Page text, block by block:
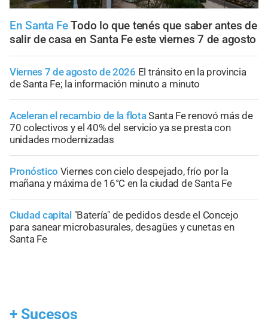
En Santa FeTodo lo que tenés que saber antes de
salir de casa en Santa Fe este viernes 7 de agosto
Viernes 7 de agosto de 2026 El tránsito en la provincia
de Santa Fe; la información minuto a minuto
Aceleran el recambio de la flotaSanta Fe renovó más de
70 colectivos y el 40% del servicio ya se presta con
unidades modernizadas
Pronóstico Viernes con cielo despejado, frío por la
mañana y máxima de 16°C en la ciudad de Santa Fe
Ciudad capital "Batería" de pedidos desde el Concejo
para sanear microbasurales, desagües y cunetas en
Santa Fe
+ Sucesos